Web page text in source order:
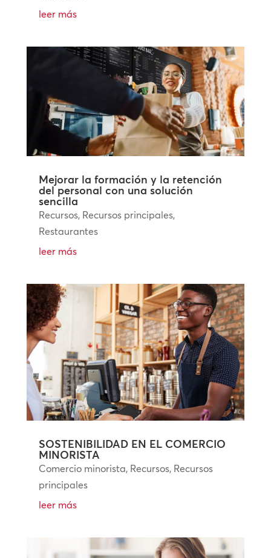
leer más
Mejorar la formación y la retención
del personal con una solución
sencilla
Recursos, Recursos principales,
Restaurantes
leer más
SOSTENIBILIDAD EN EL COMERCIO
MINORISTA
Comercio minorista, Recursos, Recursos
principales
leer más